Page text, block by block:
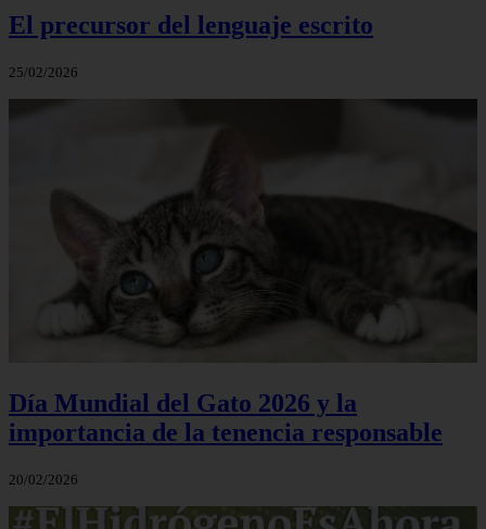
El precursor del lenguaje escrito
25/02/2026
Día Mundial del Gato 2026 y la
importancia de la tenencia responsable
20/02/2026